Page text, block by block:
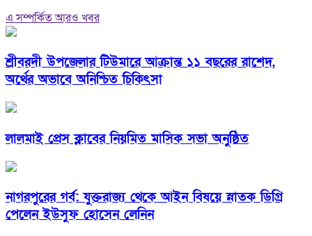
এ সম্পর্কিত আরও খবর
শ্রীবরদী উপজেলার টিউমারে আক্রান্ত ১১ বছরের রাশেদ,
অর্থের অভাবে অনিশ্চিত চিকিৎসা
লালমাই প্রেস ক্লাবের নিয়মিত মাসিক সভা অনুষ্ঠিত
নাগরপুরের গর্ব: যুক্তরাজ্য থেকে আইন বিষয়ে স্নাতক ডিগ্রি
পেলেন ইউসুফ হোসেন লেনিন